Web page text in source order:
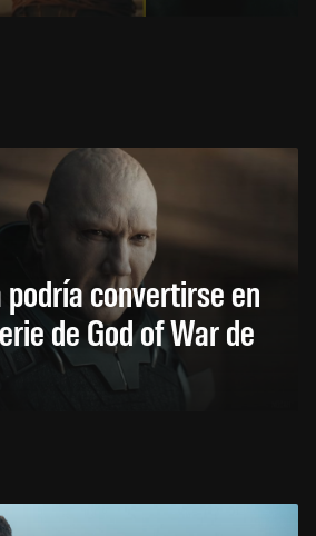
convertirse en
de God of War de